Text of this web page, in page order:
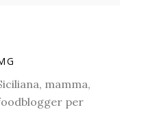
mamma,
per